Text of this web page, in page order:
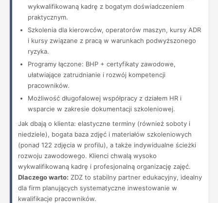
wykwalifikowaną kadrę z bogatym doświadczeniem
praktycznym.
Szkolenia dla kierowców, operatorów maszyn, kursy ADR
i kursy związane z pracą w warunkach podwyższonego
ryzyka.
Programy łączone: BHP + certyfikaty zawodowe,
ułatwiające zatrudnianie i rozwój kompetencji
pracowników.
Możliwość długofalowej współpracy z działem HR i
wsparcie w zakresie dokumentacji szkoleniowej.
Jak dbają o klienta: elastyczne terminy (również soboty i
niedziele), bogata baza zdjęć i materiałów szkoleniowych
(ponad 122 zdjęcia w profilu), a także indywidualne ścieżki
rozwoju zawodowego. Klienci chwalą wysoko
wykwalifikowaną kadrę i profesjonalną organizację zajęć.
Dlaczego warto: ZDZ to stabilny partner edukacyjny, idealny
dla firm planujących systematyczne inwestowanie w
kwalifikacje pracowników.